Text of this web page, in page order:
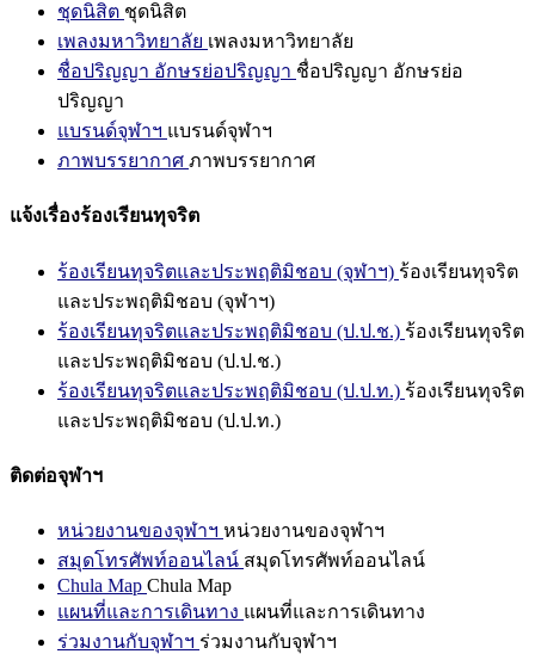
ชุดนิสิต ชุดนิสิต
เพลงมหาวิทยาลัย เพลงมหาวิทยาลัย
ชื่อปริญญา อักษรย่อปริญญา ชื่อปริญญา อักษรย่อ
ปริญญา
แบรนด์จุฬาฯ แบรนด์จุฬาฯ
ภาพบรรยากาศ ภาพบรรยากาศ
แจ้งเรื่องร้องเรียนทุจริต
ร้องเรียนทุจริตและประพฤติมิชอบ (จุฬาฯ) ร้องเรียนทุจริต
และประพฤติมิชอบ (จุฬาฯ)
ร้องเรียนทุจริตและประพฤติมิชอบ (ป.ป.ช.) ร้องเรียนทุจริต
และประพฤติมิชอบ (ป.ป.ช.)
ร้องเรียนทุจริตและประพฤติมิชอบ (ป.ป.ท.) ร้องเรียนทุจริต
และประพฤติมิชอบ (ป.ป.ท.)
ติดต่อจุฬาฯ
หน่วยงานของจุฬาฯ หน่วยงานของจุฬาฯ
สมุดโทรศัพท์ออนไลน์ สมุดโทรศัพท์ออนไลน์
Chula Map Chula Map
แผนที่และการเดินทาง แผนที่และการเดินทาง
ร่วมงานกับจุฬาฯ ร่วมงานกับจุฬาฯ